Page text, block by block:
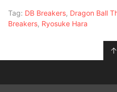
Tag: DB Breakers, Dragon Ball
Breakers, Ryosuke Hara
↑